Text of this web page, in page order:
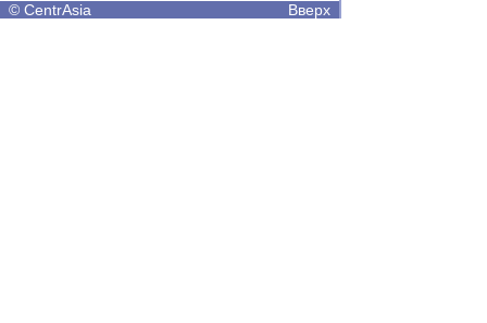
© CentrAsia Вверх